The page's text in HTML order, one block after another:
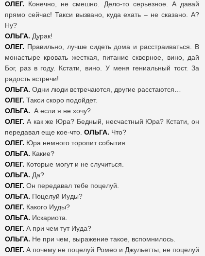
ОЛЕГ. Конечно, не смешно. Дело-то серьезное. А давай
прямо сейчас! Такси вызвано, куда ехать – не сказано. А?
Ну?
ОЛЬГА. Дурак!
ОЛЕГ. Правильно, лучше сидеть дома и расстраиваться. В
монастыре кровать жесткая, питание скверное, вино, дай
Бог, раз в году. Кстати, вино. У меня гениальный тост. За
радость встречи!
ОЛЬГА. Одни люди встречаются, другие расстаются…
ОЛЕГ. Такси скоро подойдет.
ОЛЬГА. А если я не хочу?
ОЛЕГ. А как же Юра? Бедный, несчастный Юра? Кстати, он
передавал еще кое-что. ОЛЬГА. Что?
ОЛЕГ. Юра немного торопит события…
ОЛЬГА. Какие?
ОЛЕГ. Которые могут и не случиться.
ОЛЬГА. Да?
ОЛЕГ. Он передавал тебе поцелуй.
ОЛЬГА. Поцелуй Иуды?
ОЛЕГ. Какого Иуды?
ОЛЬГА. Искариота.
ОЛЕГ. А при чем тут Иуда?
ОЛЬГА. Не при чем, выражение такое, вспомнилось.
ОЛЕГ. А почему не поцелуй Ромео и Джульетты, не поцелуй